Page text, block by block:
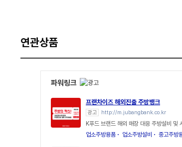
연관상품
파워링크
프랜차이즈 해외진출 주방뱅크
광고 http://m.jubangbank.co.kr
K푸드 브랜드 해외 매장 대응 주방설비 및
업소주방용품
업소주방설비 중고주방